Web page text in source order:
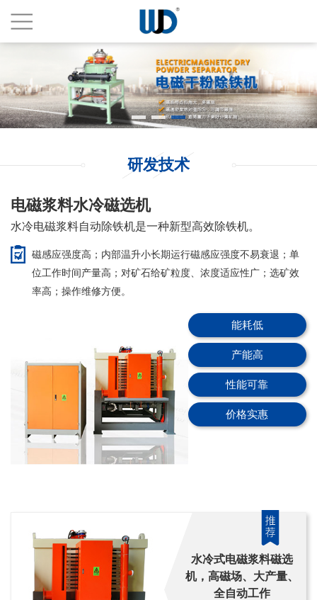
研发技术
电磁浆料水冷磁选机
水冷电磁浆料自动除铁机是一种新型高效除铁机。
磁感应强度高；内部温升小长期运行磁感应强度不易衰退；单
位工作时间产量高；对矿石给矿粒度、浓度适应性广；选矿效
率高；操作维修方便。
能耗低
产能高
性能可靠
价格实惠
水冷式电磁浆料磁选
机，高磁场、大产量、
全自动工作